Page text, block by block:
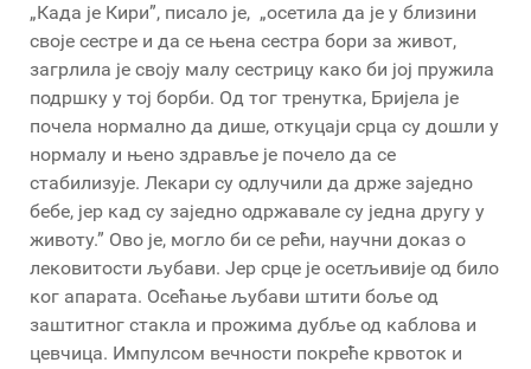
„Када је Кири”, писало је, „осетила да је у близини
своје сестре и да се њена сестра бори за живот,
загрлила је своју малу сестрицу како би јој пружила
подршку у тој борби. Од тог тренутка, Бријела је
почела нормално да дише, откуцаји срца су дошли у
нормалу и њено здравље је почело да се
стабилизује. Лекари су одлучили да држе заједно
бебе, јер кад су заједно одржавале су једна другу у
животу.” Ово је, могло би се рећи, научни доказ о
лековитости љубави. Јер срце је осетљивије од било
ког апарата. Осећање љубави штити боље од
заштитног стакла и прожима дубље од каблова и
цевчица. Импулсом вечности покреће крвоток и